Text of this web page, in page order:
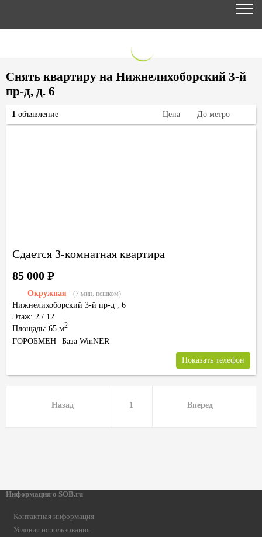
Снять квартиру на Нижнелихоборский 3-й
пр-д, д. 6
Сдается 3-комнатная квартира
Окружная (7 мин. пешком)
Нижнелихоборский 3-й пр-д , 6
Этаж: 2 / 12
Площадь: 65 м2
85 000Р
ГОРОБМЕН База WinNER
Показать телефон
1 объявление Цена До метро
Назад 1 Вперед
Информация о SOB.ru
Контактная информация
Условия использования